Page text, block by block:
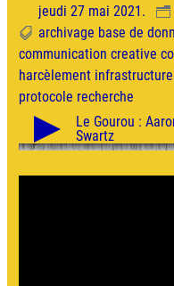
jeudi 27 mai 2021.
archivage base de
communication creative
harcèlement infrastructure
protocole recherche